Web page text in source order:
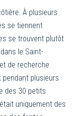
À plusieurs
se tiennent
se trouvent plutôt
le Saint-
de recherche
pendant plusieurs
des 30 petits
uniquement des